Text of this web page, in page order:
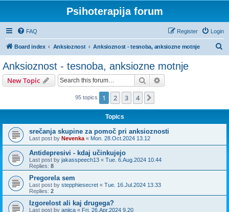
Psihoterapija forum
FAQ Login
Register
Board index Anksioznost Anksioznost - tesnoba, anksiozne motnje
Anksioznost - tesnoba, anksiozne motnje
New Topic Search
95 topics 1 2 3 4
Topics
srečanja skupine za pomoč pri anksioznosti
Last post by Nevenka « Mon. 28.Oct.2024 13.12
Antidepresivi - kdaj učinkujejo
Last post by jakasspeech13 « Tue. 6.Aug.2024 10.44
Replies: 8
Pregorela sem
Last post by stepphiesecret « Tue. 16.Jul.2024 13.33
Replies: 2
Izgorelost ali kaj drugega?
Last post by anjica « Fri. 26.Apr.2024 9.20